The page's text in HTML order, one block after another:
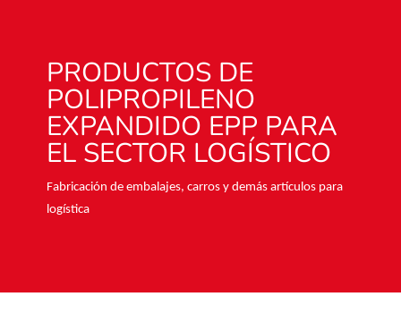
PRODUCTOS DE
POLIPROPILENO
EXPANDIDO EPP PARA
EL SECTOR LOGÍSTICO
Fabricación de embalajes, carros y demás artículos para
logística